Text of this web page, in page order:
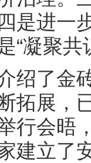
是进一
“凝聚
了金砖
拓展，
行会晤
建立了